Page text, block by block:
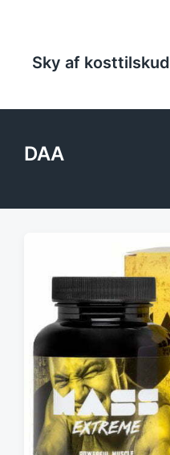
Sky af kosttilskud
DAA